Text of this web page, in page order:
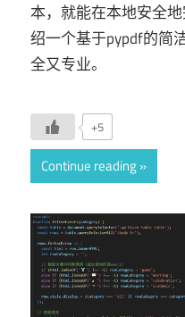
本，就能在本地安全
绍一个基于pypdf的简
全又专业。
+5
Continue reading